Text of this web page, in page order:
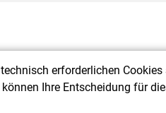
erforderlichen
Ihre Entscheidung für